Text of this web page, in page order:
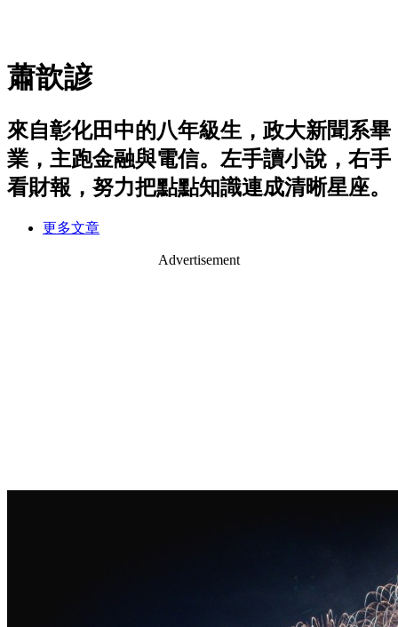
蕭歆諺
來自彰化田中的八年級生，政大新聞系畢
業，主跑金融與電信。左手讀小說，右手
看財報，努力把點點知識連成清晰星座。
更多文章
Advertisement